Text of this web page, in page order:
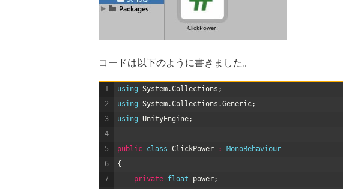
コードは以下のように書きました。
1
2
3
4
5
6
7
using System.Collections ;
using System.Collections .Generic;
using UnityEngine;
public class ClickPower :
MonoBehaviour
{
private float power;